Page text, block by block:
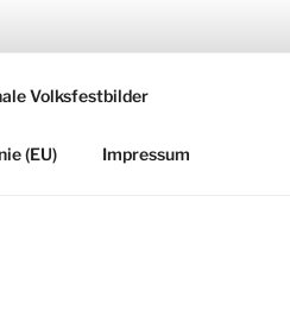
Volksfestbilder
(EU) Impressum